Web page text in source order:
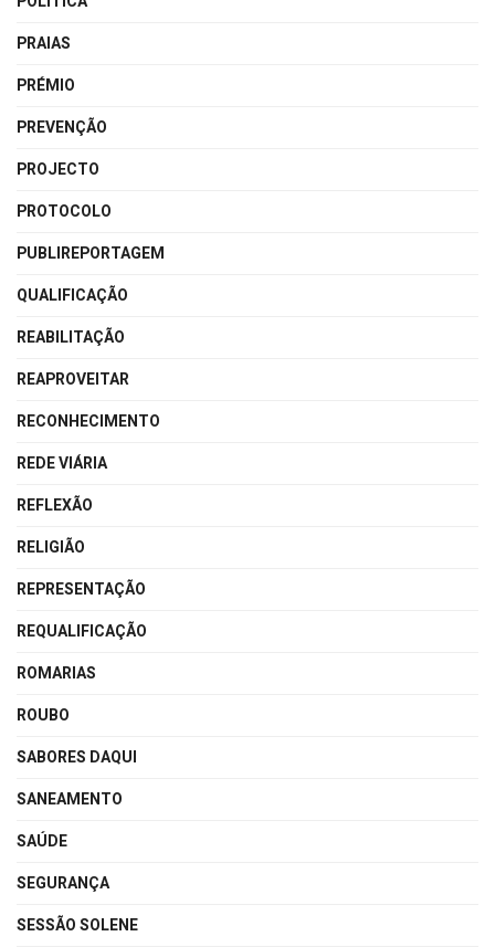
PRAIAS
PRÉMIO
PREVENÇÃO
PROJECTO
PROTOCOLO
PUBLIREPORTAGEM
QUALIFICAÇÃO
REABILITAÇÃO
REAPROVEITAR
RECONHECIMENTO
REDE VIÁRIA
REFLEXÃO
RELIGIÃO
REPRESENTAÇÃO
REQUALIFICAÇÃO
ROMARIAS
ROUBO
SABORES DAQUI
SANEAMENTO
SAÚDE
SEGURANÇA
SESSÃO SOLENE